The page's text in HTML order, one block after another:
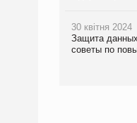
30 квітня 2024
Защита
советы по